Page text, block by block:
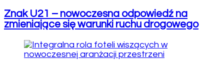
Znak U21 – nowoczesna odpowiedź na
zmieniające się warunki ruchu drogowego